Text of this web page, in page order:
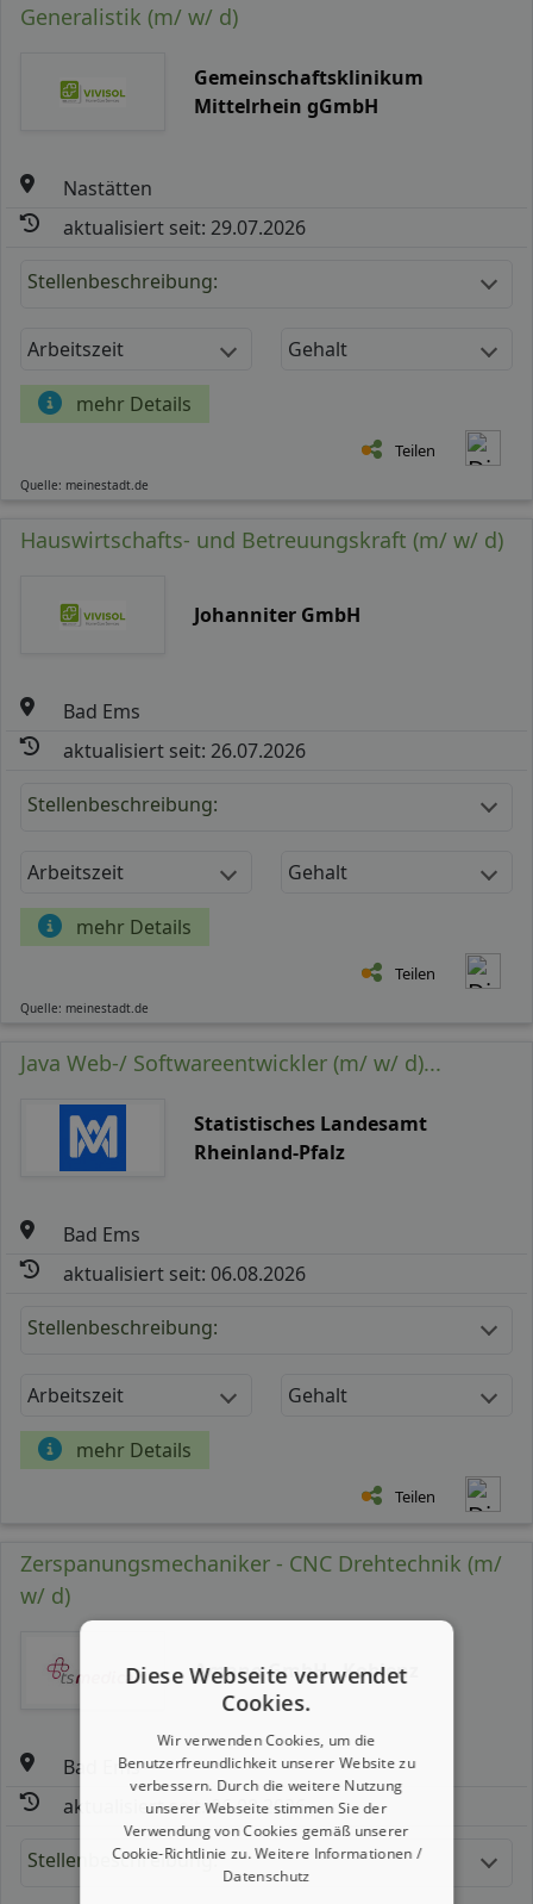
Generalistik (m/ w/ d)
Gemeinschaftsklinikum
Mittelrhein gGmbH
Nastätten
aktualisiert seit: 29.07.2026
Stellenbeschreibung:
Arbeitszeit Gehalt
mehr Details
Teilen
Quelle: meinestadt.de
Hauswirtschafts- und Betreuungskraft (m/ w/ d)
Johanniter GmbH
Bad Ems
aktualisiert seit: 26.07.2026
Stellenbeschreibung:
Arbeitszeit Gehalt
mehr Details
Teilen
Quelle: meinestadt.de
Java Web-/ Softwareentwickler (m/ w/ d)...
Statistisches Landesamt
Rheinland-Pfalz
Bad Ems
aktualisiert seit: 06.08.2026
Stellenbeschreibung:
Arbeitszeit Gehalt
mehr Details
Teilen
Zerspanungsmechaniker - CNC Drehtechnik (m/
w/ d)
Amano GmbH - Koblenz
Bad Ems
aktualisiert seit: 06.08.2026
Stellenbeschreibung:
Diese Webseite verwendet
Cookies.
Wir verwenden Cookies, um die
Benutzerfreundlichkeit unserer Website zu
verbessern. Durch die weitere Nutzung
unserer Webseite stimmen Sie der
Verwendung von Cookies gemäß unserer
Cookie-Richtlinie zu.Weitere Informationen /
Datenschutz